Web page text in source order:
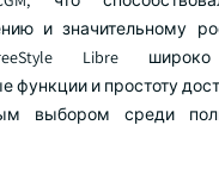
и значительному
Libre
функции и простоту
выбором среди